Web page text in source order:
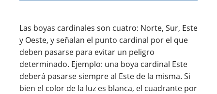
Las boyas cardinales son cuatro: Norte, Sur, Este
y Oeste, y señalan el punto cardinal por el que
deben pasarse para evitar un peligro
determinado. Ejemplo: una boya cardinal Este
deberá pasarse siempre al Este de la misma. Si
bien el color de la luz es blanca, el cuadrante por